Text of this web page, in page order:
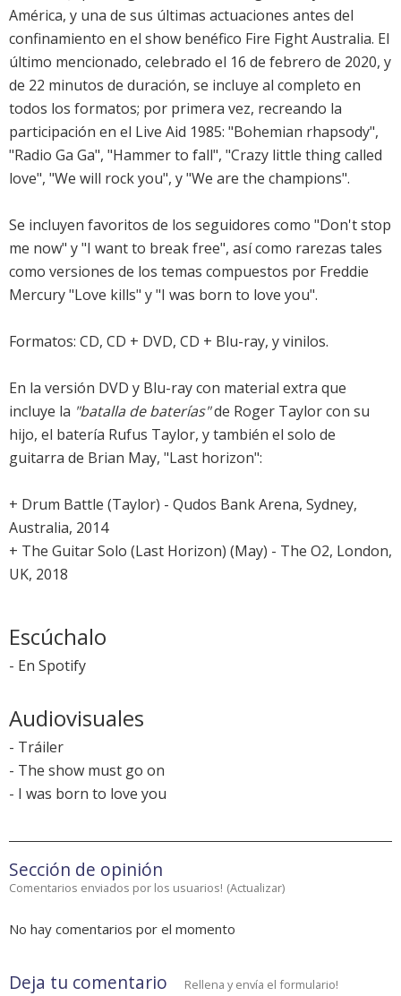
América, y una de sus últimas actuaciones antes del
confinamiento en el show benéfico Fire Fight Australia. El
último mencionado, celebrado el 16 de febrero de 2020, y
de 22 minutos de duración, se incluye al completo en
todos los formatos; por primera vez, recreando la
participación en el Live Aid 1985: "Bohemian rhapsody",
"Radio Ga Ga", "Hammer to fall", "Crazy little thing called
love", "We will rock you", y "We are the champions".
Se incluyen favoritos de los seguidores como "Don't stop
me now" y "I want to break free", así como rarezas tales
como versiones de los temas compuestos por Freddie
Mercury "Love kills" y "I was born to love you".
Formatos: CD, CD + DVD, CD + Blu-ray, y vinilos.
En la versión DVD y Blu-ray con material extra que
incluye la "batalla de baterías"de Roger Taylor con su
hijo, el batería Rufus Taylor, y también el solo de
guitarra de Brian May, "Last horizon":
+ Drum Battle (Taylor) - Qudos Bank Arena, Sydney,
Australia, 2014
+ The Guitar Solo (Last Horizon) (May) - The O2, London,
UK, 2018
Escúchalo
- En Spotify
Audiovisuales
- Tráiler
- The show must go on
- I was born to love you
Sección de opinión
Comentarios enviados por los usuarios! (Actualizar)
No hay comentarios por el momento
Deja tu comentario Rellena y envía el formulario!